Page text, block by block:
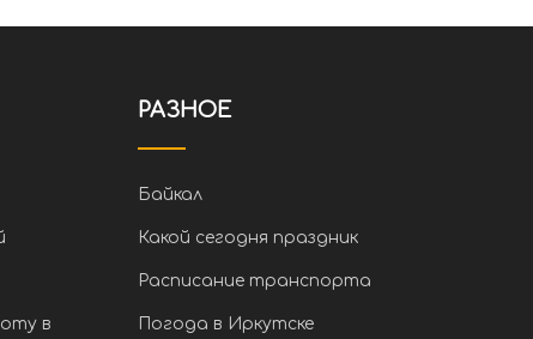
в
РАЗНОЕ
Байкал
Какой сегодня праздник
Расписание транспорта
Погода в Иркутске